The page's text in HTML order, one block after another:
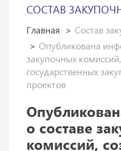
СОСТАВ
Главная
Состав
Опубликована
закупочных
государственных
проектов
о составе
комиссий,